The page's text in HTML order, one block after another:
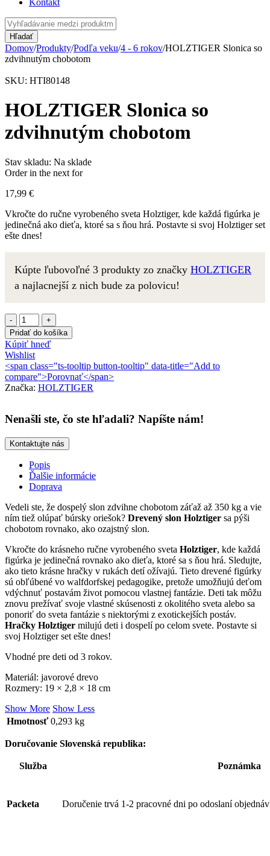
Kontakt
Domov/Produkty/Podľa veku/4 - 6 rokov/HOLZTIGER Slonica so
zdvihnutým chobotom
SKU: HTI80148
HOLZTIGER Slonica so
zdvihnutým chobotom
Stav skladu: Na sklade
Order in the next for
17,99 €
Vkročte do ručne vyrobeného sveta Holztiger, kde každá figúrka je
jedinečná ako dieťa, ktoré sa s ňou hrá. Postavte si svoj Holztiger set
ešte dnes!
Kúpte ľubovoľné 3 produkty zo značky HOLZTIGER
a najlacnejší z nich bude za polovicu!
množstvo
HOLZTIGER
Slonica
so
zdvihnutým
chobotom
Pridať do košíka
Kúpiť hneď
Wishlist
<span class="ts-tooltip button-tooltip" data-title="Add to
compare">Porovnať</span>
Značka: HOLZTIGER
Nenašli ste, čo ste hľadali? Napíšte nám!
Kontaktujte nás
Popis
Ďalšie informácie
Doprava
Vedeli ste, že dospelý slon zdvihne chobotom záťaž až 350 kg a vie
ním tiež olúpať búrsky oriešok? Drevený slon Holztiger sa pýši
chobotom rovnako, ako ozajstný slon.
Vkročte do krásneho ručne vyrobeného sveta Holztiger, kde každá
figúrka je jedinečná rovnako ako dieťa, ktoré sa s ňou hrá. Sledujte,
ako tieto krásne hračky v rukách detí ožívajú. Tieto drevené figúrky
sú obľúbené vo walfdorfskej pedagogike, pretože umožňujú deťom
vdýchnuť postavám život pomocou vlastnej fantázie. Deti tak môžu
znovu prežívať svoje vlastné skúsenosti z okolitého sveta alebo sa
ponoriť do sveta fantázie s niektorými z exotickejších postáv.
Hračky Holztiger milujú deti i dospelí po celom svete. Postavte si
svoj Holztiger set ešte dnes!
Vhodné pre deti od 3 rokov.
Materiál: javorové drevo
Rozmery: 19 × 2,8 × 18 cm
Show More Show Less
Hmotnosť 0,293 kg
Doručovanie Slovenská republika:
Služba Poznámka
Packeta Doručenie trvá 1-2 pracovné dni po odoslaní